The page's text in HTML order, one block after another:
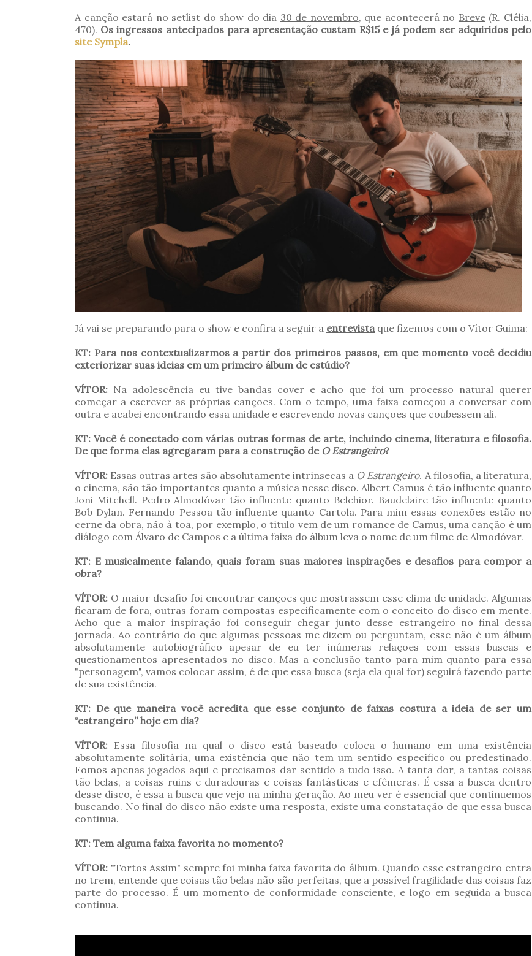
A canção estará no setlist do show do dia 30 de novembro, que acontecerá no Breve(R. Clélia,
470). Os ingressos antecipados para apresentação custam R$15 e já podem ser adquiridos pelo
site Sympla.
Já vai se preparando para o show e confira a seguir a entrevista que fizemos com o Vítor Guima:
KT: Para nos contextualizarmos a partir dos primeiros passos, em que momento você decidiu
exteriorizar suas ideias em um primeiro álbum de estúdio?
VÍTOR: Na adolescência eu tive bandas cover e acho que foi um processo natural querer
começar a escrever as próprias canções. Com o tempo, uma faixa começou a conversar com
outra e acabei encontrando essa unidade e escrevendo novas canções que coubessem ali.
KT: Você é conectado com várias outras formas de arte, incluindo cinema, literatura e filosofia.
De que forma elas agregaram para a construção de O Estrangeiro?
VÍTOR: Essas outras artes são absolutamente intrínsecas a O Estrangeiro. A filosofia, a literatura,
o cinema, são tão importantes quanto a música nesse disco. Albert Camus é tão influente quanto
Joni Mitchell. Pedro Almodóvar tão influente quanto Belchior. Baudelaire tão influente quanto
Bob Dylan. Fernando Pessoa tão influente quanto Cartola. Para mim essas conexões estão no
cerne da obra, não à toa, por exemplo, o título vem de um romance de Camus, uma canção é um
diálogo com Álvaro de Campos e a última faixa do álbum leva o nome de um filme de Almodóvar.
KT: E musicalmente falando, quais foram suas maiores inspirações e desafios para compor a
obra?
VÍTOR: O maior desafio foi encontrar canções que mostrassem esse clima de unidade. Algumas
ficaram de fora, outras foram compostas especificamente com o conceito do disco em mente.
Acho que a maior inspiração foi conseguir chegar junto desse estrangeiro no final dessa
jornada. Ao contrário do que algumas pessoas me dizem ou perguntam, esse não é um álbum
absolutamente autobiográfico apesar de eu ter inúmeras relações com essas buscas e
questionamentos apresentados no disco. Mas a conclusão tanto para mim quanto para essa
"personagem", vamos colocar assim, é de que essa busca (seja ela qual for) seguirá fazendo parte
de sua existência.
KT: De que maneira você acredita que esse conjunto de faixas costura a ideia de ser um
“estrangeiro” hoje em dia?
VÍTOR: Essa filosofia na qual o disco está baseado coloca o humano em uma existência
absolutamente solitária, uma existência que não tem um sentido específico ou predestinado.
Fomos apenas jogados aqui e precisamos dar sentido a tudo isso. A tanta dor, a tantas coisas
tão belas, a coisas ruins e duradouras e coisas fantásticas e efêmeras. É essa a busca dentro
desse disco, é essa a busca que vejo na minha geração. Ao meu ver é essencial que continuemos
buscando. No final do disco não existe uma resposta, existe uma constatação de que essa busca
continua.
KT: Tem alguma faixa favorita no momento?
VÍTOR: "Tortos Assim" sempre foi minha faixa favorita do álbum. Quando esse estrangeiro entra
no trem, entende que coisas tão belas não são perfeitas, que a possível fragilidade das coisas faz
parte do processo. É um momento de conformidade consciente, e logo em seguida a busca
continua.